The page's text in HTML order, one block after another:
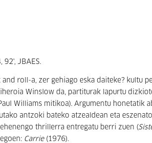
92', JBAES.
roll-a, zer gehiago eska daiteke? kultu
Winslow da, partiturak lapurtu
Williams mitikoa). Argumentu honetatik
antzoki bateko atzealdean eta
thrillerra entregatu berri zuen (
Carrie(1976).